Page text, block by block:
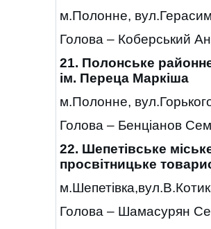
м.Полонне,
Голова – Коберський
21. Полонське
ім. Переца Маркіша
м.Полонне,
Голова – Бенціанов
22. Шепетівське
просвітницьке
Голова – Шамасурян